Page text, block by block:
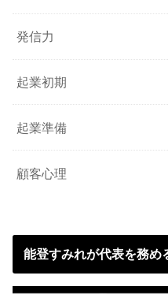
発信力
起業初期
起業準備
顧客心理
能登すみれが代表を務め